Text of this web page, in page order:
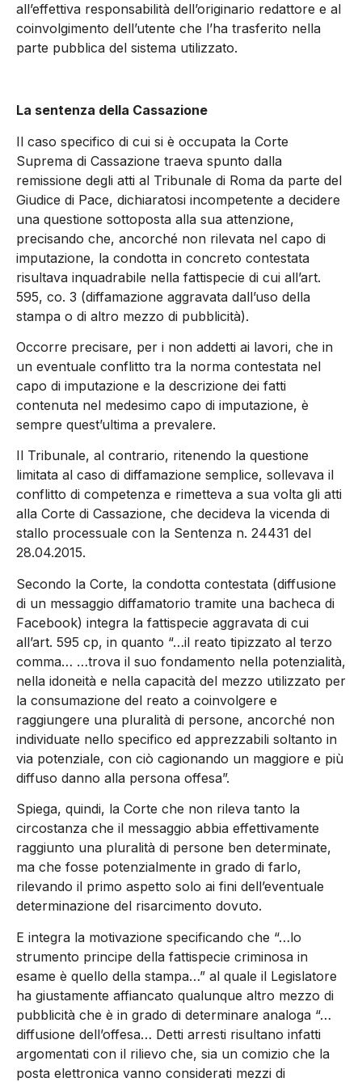
all’effettiva responsabilità dell’originario redattore e al
coinvolgimento dell’utente che l’ha trasferito nella
parte pubblica del sistema utilizzato.
La sentenza della Cassazione
Il caso specifico di cui si è occupata la Corte
Suprema di Cassazione traeva spunto dalla
remissione degli atti al Tribunale di Roma da parte del
Giudice di Pace, dichiaratosi incompetente a decidere
una questione sottoposta alla sua attenzione,
precisando che, ancorché non rilevata nel capo di
imputazione, la condotta in concreto contestata
risultava inquadrabile nella fattispecie di cui all’art.
595, co. 3 (diffamazione aggravata dall’uso della
stampa o di altro mezzo di pubblicità).
Occorre precisare, per i non addetti ai lavori, che in
un eventuale conflitto tra la norma contestata nel
capo di imputazione e la descrizione dei fatti
contenuta nel medesimo capo di imputazione, è
sempre quest’ultima a prevalere.
Il Tribunale, al contrario, ritenendo la questione
limitata al caso di diffamazione semplice, sollevava il
conflitto di competenza e rimetteva a sua volta gli atti
alla Corte di Cassazione, che decideva la vicenda di
stallo processuale con la Sentenza n. 24431 del
28.04.2015.
Secondo la Corte, la condotta contestata (diffusione
di un messaggio diffamatorio tramite una bacheca di
Facebook) integra la fattispecie aggravata di cui
all’art. 595 cp, in quanto “…il reato tipizzato al terzo
comma… …trova il suo fondamento nella potenzialità,
nella idoneità e nella capacità del mezzo utilizzato per
la consumazione del reato a coinvolgere e
raggiungere una pluralità di persone, ancorché non
individuate nello specifico ed apprezzabili soltanto in
via potenziale, con ciò cagionando un maggiore e più
diffuso danno alla persona offesa”.
Spiega, quindi, la Corte che non rileva tanto la
circostanza che il messaggio abbia effettivamente
raggiunto una pluralità di persone ben determinate,
ma che fosse potenzialmente in grado di farlo,
rilevando il primo aspetto solo ai fini dell’eventuale
determinazione del risarcimento dovuto.
E integra la motivazione specificando che “…lo
strumento principe della fattispecie criminosa in
esame è quello della stampa…” al quale il Legislatore
ha giustamente affiancato qualunque altro mezzo di
pubblicità che è in grado di determinare analoga “…
diffusione dell’offesa… Detti arresti risultano infatti
argomentati con il rilievo che, sia un comizio che la
posta elettronica vanno considerati mezzi di